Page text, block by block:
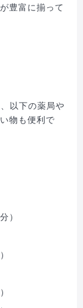
豊富に揃って
以下の薬局や
物も便利で
）